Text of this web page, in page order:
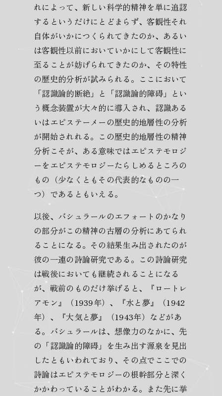
れによって、新しい科学的精神を単に追認
するというだけにとどまらず、客観性それ
自体がいかにつくられてきたのか、あるい
は客観性以前においていかにして客観性に
至ることが妨げられてきたのか、その特性
の歴史的分析が試みられる。ここにおいて
「認識論的断絶」と「認識論的障碍」とい
う概念装置が大々的に導入され、認識ある
いはエピステーメーの歴史的地層性の分析
が開始されれる。この歴史的地層性の精神
分析こそが、ある意味ではエピステモロジ
ーをエピステモロジーたらしめるところの
もの（少なくともその代表的なものの一
つ）であるともいえる。
以後、バシュラールのエフォートのかなり
の部分がこの精神の古層の分析にあてられ
ることになる。その結果生み出されたのが
彼の一連の詩論研究である。この詩論研究
は戦後においても継続されることになる
が、戦前のものだけ挙げると、『ロートレ
アモン』（1939年）、『水と夢』（1942
年）、『大気と夢』（1943年）などがあ
る。バシュラールは、想像力のなかに、先
の「認識論的障碍」を生み出す源泉を見出
したともいわれており、その点でここでの
詩論はエピステモロジーの根幹部分と深く
かかわっていることがわかる。また先に挙